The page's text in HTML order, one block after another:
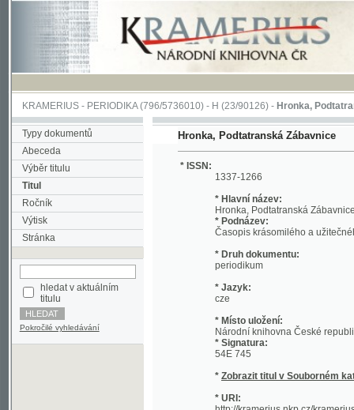
KRAMERIUS-PERIODIKA(796/5736010) -H(23/90126) -Hronka, Podtatranská
Typy dokumentů
Abeceda
Výběr titulu
Titul
Ročník
Výtisk
Stránka
hledat v aktuálním
Pokročilé vyhledávání
Hronka, Podtatranská Zábavnice
* ISSN:
1337-1266
* Hlavní název:
* Podnázev:
Časopis krásomilého a užitečného čtení
* Druh dokumentu:
* Jazyk:
* Místo uložení:
Národní knihovna České republiky
54E 745
Zobrazit titul v Souborném katalogu
http://kramerius.nkp.cz/kramerius/